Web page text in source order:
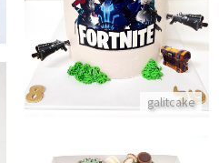
galitcake
התקשר/י